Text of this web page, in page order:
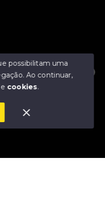
para te ajudar.
possibilitam uma
Ao continuar,
cookies.